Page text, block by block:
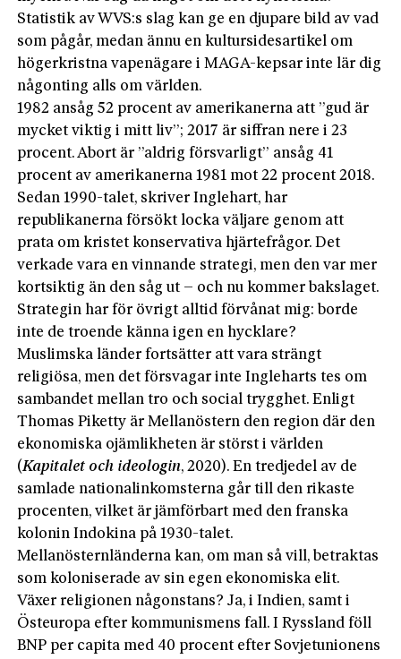
Statistik av WVS:s slag kan ge en djupare bild av vad
som pågår, medan ännu en kultursidesartikel om
högerkristna vapenägare i MAGA-kepsar inte lär dig
någonting alls om världen.
1982 ansåg 52 procent av amerikanerna att ”gud är
mycket viktig i mitt liv”; 2017 är siffran nere i 23
procent. Abort är ”aldrig försvarligt” ansåg 41
procent av amerikanerna 1981 mot 22 procent 2018.
Sedan 1990-talet, skriver Inglehart, har
republikanerna försökt locka väljare genom att
prata om kristet konservativa hjärtefrågor. Det
verkade vara en vinnande strategi, men den var mer
kortsiktig än den såg ut – och nu kommer bakslaget.
Strategin har för övrigt alltid förvånat mig: borde
inte de troende känna igen en hycklare?
Muslimska länder fortsätter att vara strängt
religiösa, men det försvagar inte Ingleharts tes om
sambandet mellan tro och social trygghet. Enligt
Thomas Piketty är Mellanöstern den region där den
ekonomiska ojämlikheten är störst i världen
(Kapitalet och ideologin, 2020). En tredjedel av de
samlade nationalinkomsterna går till den rikaste
procenten, vilket är jämförbart med den franska
kolonin Indokina på 1930-talet.
Mellanösternländerna kan, om man så vill, betraktas
som koloniserade av sin egen ekonomiska elit.
Växer religionen någonstans? Ja, i Indien, samt i
Östeuropa efter kommunismens fall. I Ryssland föll
BNP per capita med 40 procent efter Sovjetunionens